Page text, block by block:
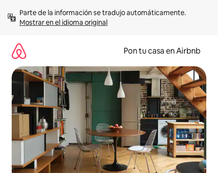
contenidoMostrar en el idioma original
Pon tu casa en Airbnb